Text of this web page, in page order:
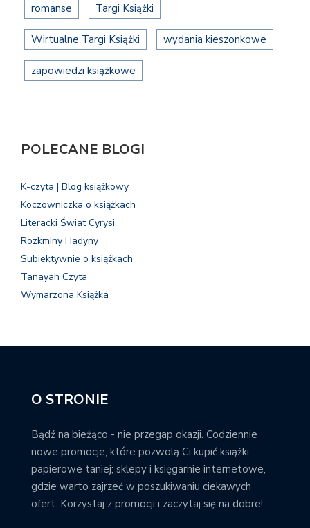
romanse Targi Książki
Wirtualne Targi Książki wydania kieszonkowe
zapowiedzi książkowe
POLECANE BLOGI
K-czyta | Blog książkowy
Koczowniczka o książkach
Literacki Świat Cyrysi
Rozkminy Hadyny
Subiektywnie o książkach
Tanayah Czyta
Wymarzona Książka
O STRONIE
Bądź na bieżąco - nie przegap okazji. Codziennie
nowe promocje, które pozwolą Ci kupić książki
papierowe taniej; sklepy i księgarnie internetowe,
gdzie warto zajrzeć w poszukiwaniu ciekawych
ofert. Korzystaj z promocji i zaczytaj się na dobre!